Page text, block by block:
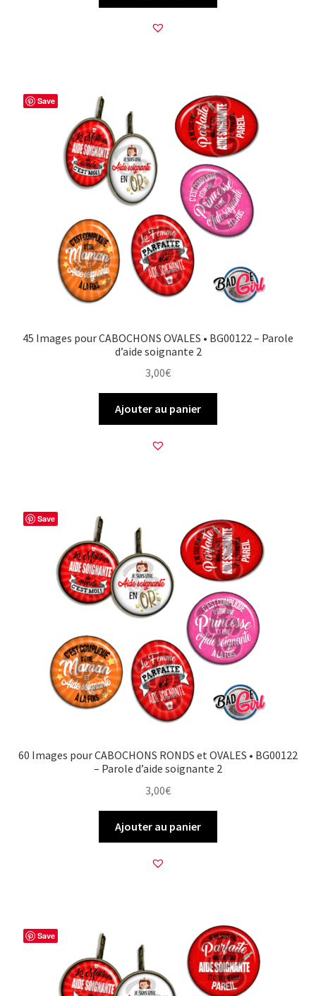
Save
45 Images pour CABOCHONS OVALES • BG00122 – Parole
d’aide soignante 2
3,00€
Ajouter au panier
Save
60 Images pour CABOCHONS RONDS et OVALES • BG00122
– Parole d’aide soignante 2
3,00€
Ajouter au panier
Save